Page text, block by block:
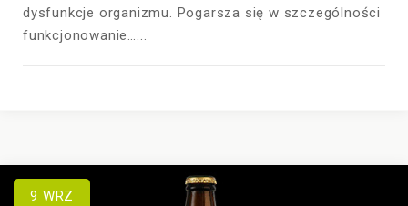
dysfunkcje organizmu. Pogarsza się w szczególności
funkcjonowanie…...
9 WRZ